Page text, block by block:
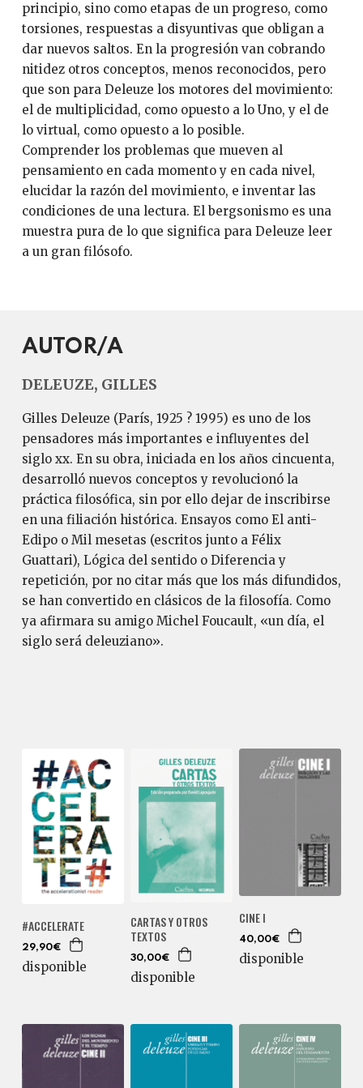
principio, sino como etapas de un progreso, como
torsiones, respuestas a disyuntivas que obligan a
dar nuevos saltos. En la progresión van cobrando
nitidez otros conceptos, menos reconocidos, pero
que son para Deleuze los motores del movimiento:
el de multiplicidad, como opuesto a lo Uno, y el de
lo virtual, como opuesto a lo posible.
Comprender los problemas que mueven al
pensamiento en cada momento y en cada nivel,
elucidar la razón del movimiento, e inventar las
condiciones de una lectura. El bergsonismo es una
muestra pura de lo que significa para Deleuze leer
a un gran filósofo.
AUTOR/A
DELEUZE, GILLES
Gilles Deleuze (París, 1925 ? 1995) es uno de los
pensadores más importantes e influyentes del
siglo xx. En su obra, iniciada en los años cincuenta,
desarrolló nuevos conceptos y revolucionó la
práctica filosófica, sin por ello dejar de inscribirse
en una filiación histórica. Ensayos como El anti-
Edipo o Mil mesetas (escritos junto a Félix
Guattari), Lógica del sentido o Diferencia y
repetición, por no citar más que los más difundidos,
se han convertido en clásicos de la filosofía. Como
ya afirmara su amigo Michel Foucault, «un día, el
siglo será deleuziano».
#ACCELERATE
29,90€
disponible
CARTAS Y OTROS
TEXTOS
30,00€
disponible
CINE I
40,00€
disponible